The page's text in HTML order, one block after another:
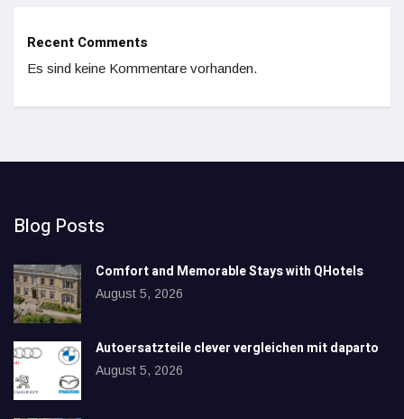
Recent Comments
Es sind keine Kommentare vorhanden.
Blog Posts
Comfort and Memorable Stays with QHotels
August 5, 2026
Autoersatzteile clever vergleichen mit daparto
August 5, 2026